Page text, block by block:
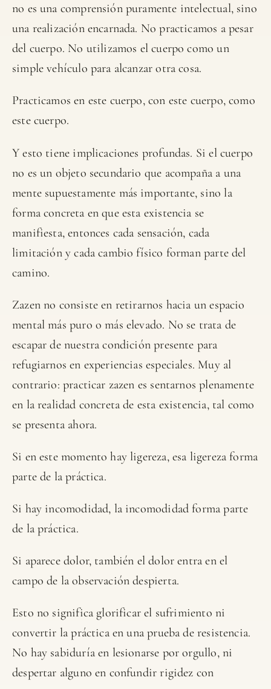
no es una comprensión puramente intelectual, sino
una realización encarnada. No practicamos a pesar
del cuerpo. No utilizamos el cuerpo como un
simple vehículo para alcanzar otra cosa.
Practicamos en este cuerpo, con este cuerpo, como
este cuerpo.
Y esto tiene implicaciones profundas. Si el cuerpo
no es un objeto secundario que acompaña a una
mente supuestamente más importante, sino la
forma concreta en que esta existencia se
manifiesta, entonces cada sensación, cada
limitación y cada cambio físico forman parte del
camino.
Zazen no consiste en retirarnos hacia un espacio
mental más puro o más elevado. No se trata de
escapar de nuestra condición presente para
refugiarnos en experiencias especiales. Muy al
contrario: practicar zazen es sentarnos plenamente
en la realidad concreta de esta existencia, tal como
se presenta ahora.
Si en este momento hay ligereza, esa ligereza forma
parte de la práctica.
Si hay incomodidad, la incomodidad forma parte
de la práctica.
Si aparece dolor, también el dolor entra en el
campo de la observación despierta.
Esto no significa glorificar el sufrimiento ni
convertir la práctica en una prueba de resistencia.
No hay sabiduría en lesionarse por orgullo, ni
despertar alguno en confundir rigidez con